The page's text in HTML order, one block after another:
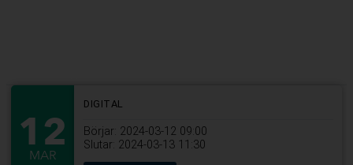
12
MAR
DIGITAL
Börjar: 2024-03-12 09:00
Slutar: 2024-03-13 11:30